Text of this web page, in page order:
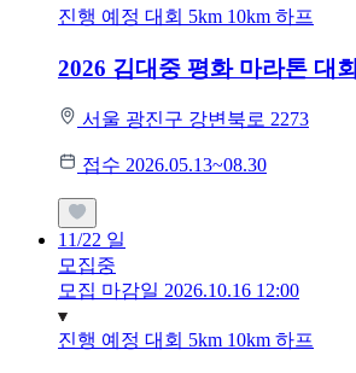
진행 예정 대회 5km 10km 하프
2026 김대중 평화 마라톤 대회
서울 광진구 강변북로 2273
접수 2026.05.13~08.30
11/22 일
모집중
모집 마감일 2026.10.16 12:00
진행 예정 대회 5km 10km 하프